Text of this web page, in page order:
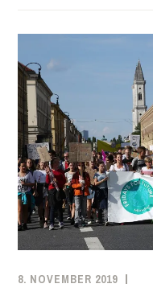
8. NOVEMBER 2019